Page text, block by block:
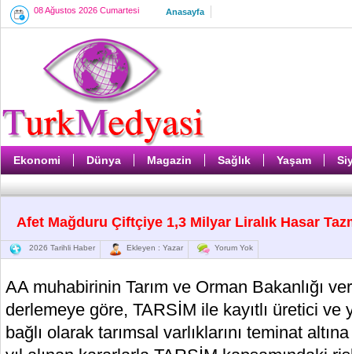
08 Ağustos 2026 Cumartesi Anasayfa
Ekonomi Dünya Magazin Sağlık Yaşam
Afet Mağduru Çiftçiye 1,3 Milyar Liralık Hasar
2026 Tarihli Haber Ekleyen : Yazar Yorum Yok
AA muhabirinin Tarım ve Orman Bakanlığı
derlemeye göre, TARSİM ile kayıtlı üretici ve
bağlı olarak tarımsal varlıklarını teminat